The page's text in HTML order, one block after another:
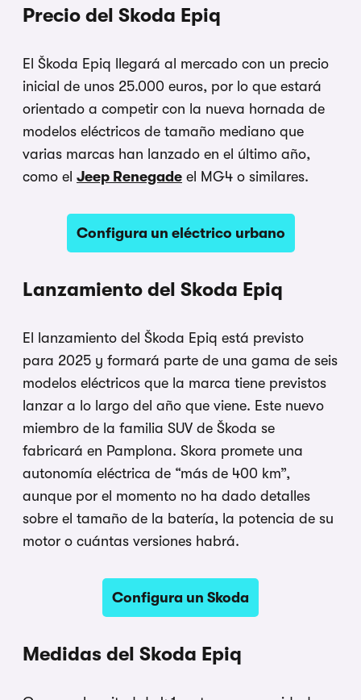
Precio del Skoda Epiq
El Škoda Epiq llegará al mercado con un precio
inicial de unos 25.000 euros, por lo que estará
orientado a competir con la nueva hornada de
modelos eléctricos de tamaño mediano que
varias marcas han lanzado en el último año,
como el Jeep Renegade el MG4 o similares.
Configura un eléctrico urbano
Lanzamiento del Skoda Epiq
El lanzamiento del Škoda Epiq está previsto
para 2025 y formará parte de una gama de seis
modelos eléctricos que la marca tiene previstos
lanzar a lo largo del año que viene. Este nuevo
miembro de la familia SUV de Škoda se
fabricará en Pamplona. Skora promete una
autonomía eléctrica de “más de 400 km”,
aunque por el momento no ha dado detalles
sobre el tamaño de la batería, la potencia de su
motor o cuántas versiones habrá.
Configura un Skoda
Medidas del Skoda Epiq